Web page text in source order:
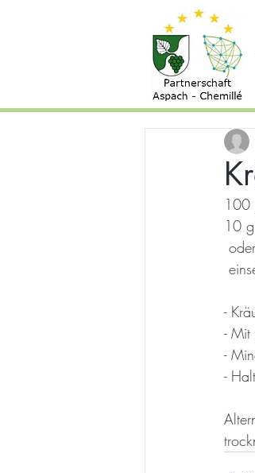
100
10
-
- Mit
-
-